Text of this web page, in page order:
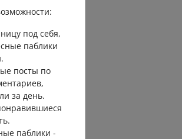
под себя,
паблики
посты по
за день.
паблики -